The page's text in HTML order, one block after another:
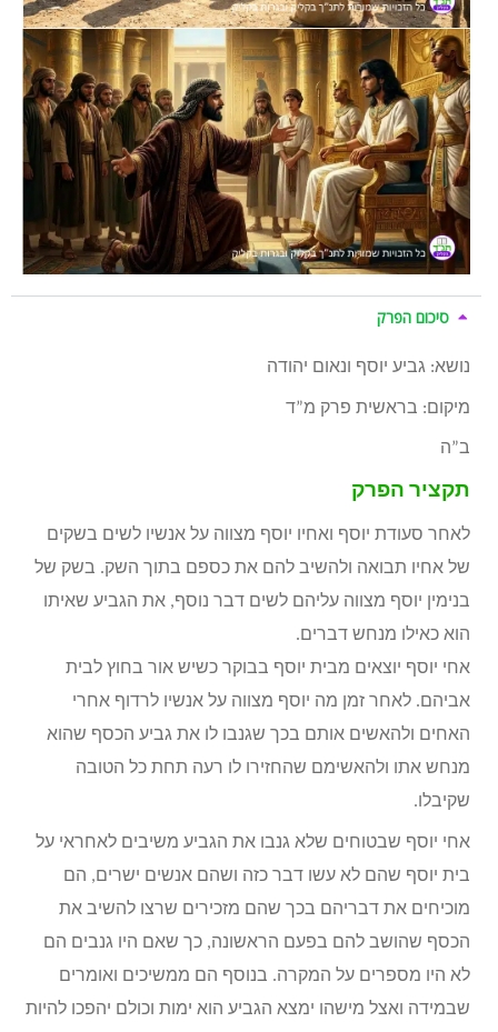
סיכום הפרק
נושא: גביע יוסף ונאום יהודה
מיקום: בראשית פרק מ”ד
ב”ה
תקציר הפרק
לאחר סעודת יוסף ואחיו יוסף מצווה על אנשיו לשים בשקים
של אחיו תבואה ולהשיב להם את כספם בתוך השק. בשק של
בנימין יוסף מצווה עליהם לשים דבר נוסף, את הגביע שאיתו
הוא כאילו מנחש דברים.
אחי יוסף יוצאים מבית יוסף בבוקר כשיש אור בחוץ לבית
אביהם. לאחר זמן מה יוסף מצווה על אנשיו לרדוף אחרי
האחים ולהאשים אותם בכך שגנבו לו את גביע הכסף שהוא
מנחש אתו ולהאשימם שהחזירו לו רעה תחת כל הטובה
שקיבלו.
אחי יוסף שבטוחים שלא גנבו את הגביע משיבים לאחראי על
בית יוסף שהם לא עשו דבר כזה ושהם אנשים ישרים, הם
מוכיחים את דבריהם בכך שהם מזכירים שרצו להשיב את
הכסף שהושב להם בפעם הראשונה, כך שאם היו גנבים הם
לא היו מספרים על המקרה. בנוסף הם ממשיכים ואומרים
שבמידה ואצל מישהו ימצא הגביע הוא ימות וכולם יהפכו להיות